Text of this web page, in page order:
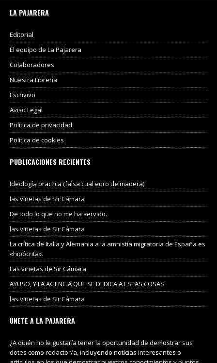
LA PAJARERA
Editorial
El equipo de La Pajarera
Colaboradores
Nuestra Libreria
Escrivivo
Aviso Legal
Política de privacidad
Política de cookies
PUBLICACIONES RECIENTES
Ideología practica (falsa cual euro de madera)
las viñetas de Sir Cámara
De todo lo que no me ha servido.
las viñetas de Sir Cámara
La crítica de Italia y Alemania a la amnistía migratoria de España es
«hipócrita».
Las viñetas de Sir Cámara
AYUSO, Y LA AGENCIA QUE SE DEDICA A ESTAS COSAS
las viñetas de Sir Cámara
UNETE A LA PAJARERA
¿A quién no le gustaría tener la oportunidad de demostrar sus
dotes como redactor/a, incluyendo noticias interesantes o